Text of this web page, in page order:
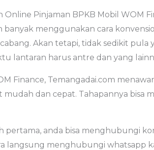
Online Pinjaman BPKB Mobil WOM
menggunakan cara
Akan tetapi, tidak sedikit pula
lantaran harus antre dan yang
Finance, Temangadai.com
mudah dan cepat. Tahapannya bisa
pertama, anda bisa menghubungi
langsung menghubungi whatsapp